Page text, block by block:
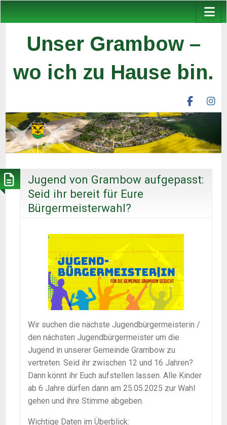
Unser Grambow –
wo ich zu Hause bin.
unser
ev
Jugend von Grambow aufgepasst:
Seid ihr bereit für Eure
Bürgermeisterwahl?
Wir suchen die nächste Jugendbürgermeisterin /
den nächsten Jugendbürgermeister um die
Jugend in unserer Gemeinde Grambow zu
vertreten. Seid ihr zwischen 12 und 16 Jahren?
Dann könnt ihr Euch aufstellen lassen. Alle Kinder
ab 6 Jahre dürfen dann am 25.05.2025 zur Wahl
gehen und ihre Stimme abgeben.
Wichtige Daten im Überblick: